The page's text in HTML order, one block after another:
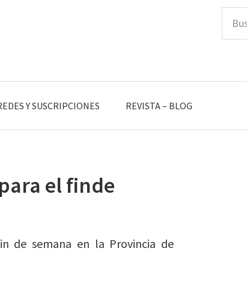
esta
Y SUSCRIPCIONES REVISTA – BLOG
el finde
de semana en la Provincia de